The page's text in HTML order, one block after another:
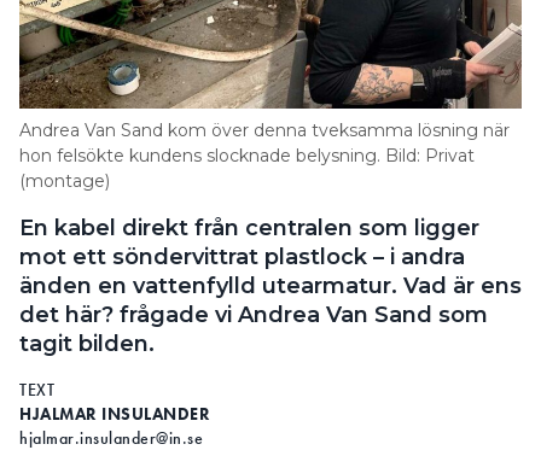
Andrea Van Sand kom över denna tveksamma lösning när
hon felsökte kundens slocknade belysning. Bild: Privat
(montage)
En kabel direkt från centralen som ligger
mot ett söndervittrat plastlock – i andra
änden en vattenfylld utearmatur. Vad är ens
det här? frågade vi Andrea Van Sand som
tagit bilden.
TEXT
HJALMAR INSULANDER
hjalmar.insulander@in.se